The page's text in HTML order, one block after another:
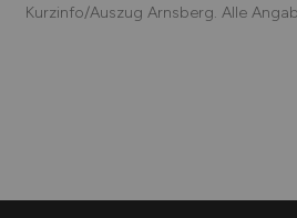
Kurzinfo/Auszug Arnsberg. Alle